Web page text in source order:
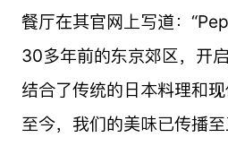
餐厅在其官网上写道：
30多年前的东京郊区，开
结合了传统的日本料理和现
至今，我们的美味已传播